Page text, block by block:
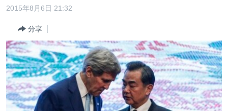
容
到
导
航
跳
转
最新国际新闻
印太
中东
欧洲
非洲
分类新闻
经济·金融·贸易
人权·法律·宗教
科教·文娱·体健
军事
美中关系
热点专题
白宫要闻
国会报道
VOA视频
VOA今日焦点
2015年8月6日 21:32
分享